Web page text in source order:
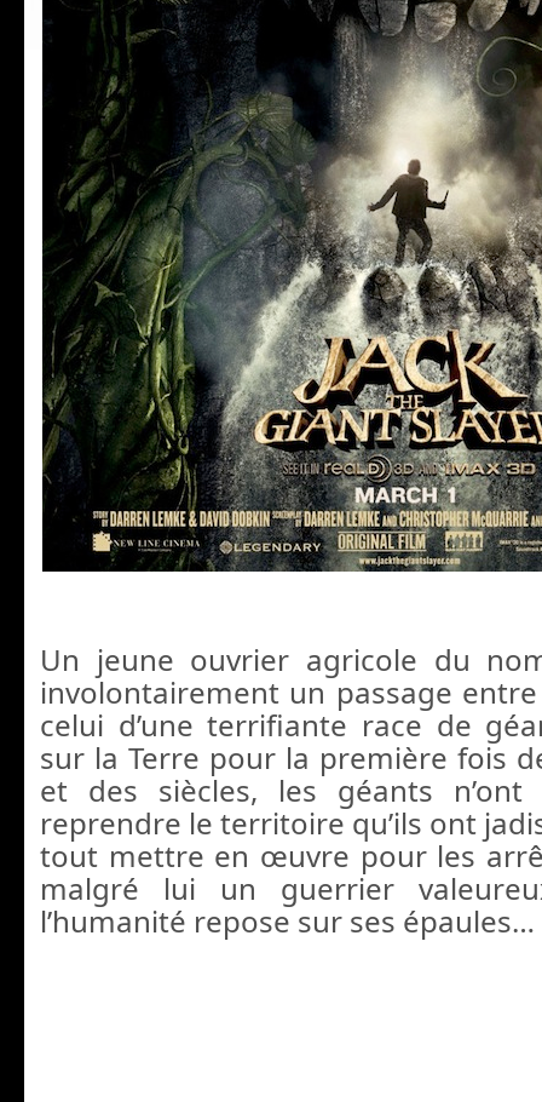
Un jeune ouvrier agricole du
involontairement un passage
celui d’une terrifiante race de
sur la Terre pour la première fois
et des siècles, les géants n’ont
reprendre le territoire qu’ils ont
tout mettre en œuvre pour les
malgré lui un guerrier
l’humanité repose sur ses épaules…